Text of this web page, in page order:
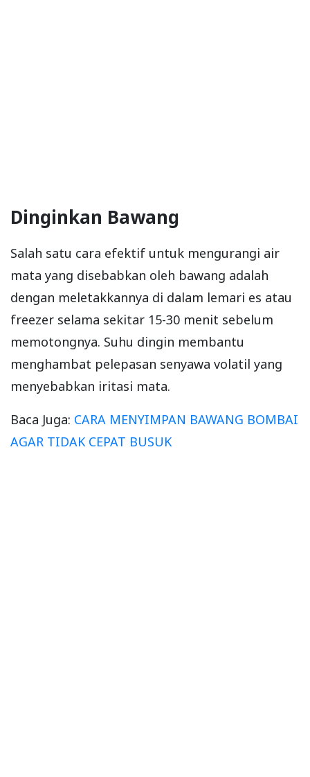
Dinginkan Bawang
Salah satu cara efektif untuk mengurangi air
mata yang disebabkan oleh bawang adalah
dengan meletakkannya di dalam lemari es atau
freezer selama sekitar 15-30 menit sebelum
memotongnya. Suhu dingin membantu
menghambat pelepasan senyawa volatil yang
menyebabkan iritasi mata.
Baca Juga: CARA MENYIMPAN BAWANG BOMBAI
AGAR TIDAK CEPAT BUSUK